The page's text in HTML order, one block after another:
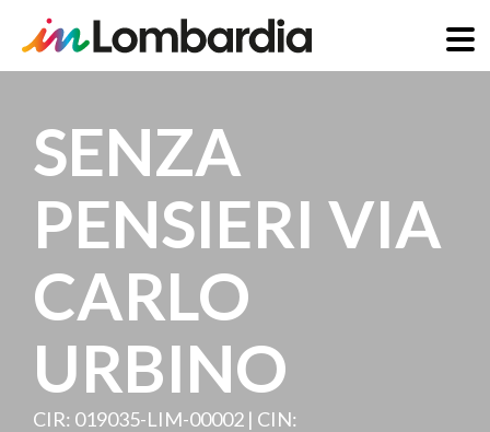
contenuto
principale
SENZA
PENSIERI VIA
CARLO
URBINO
CIR: 019035-LIM-00002 | CIN: